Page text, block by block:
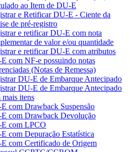
ao Item de DU-E
e Retificar DU-E - Ciente da
de pré-registro
e retificar DU-E com nota
de valor e/ou quantidade
e retificar DU-E com atributos
com NF-e possuindo notas
(Notas de Remessa)
DU-E de Embarque Antecipado
DU-E de Embarque Antecipado
mais itens
com Drawback Suspensão
com Drawback Devolução
com LPCO
com Depuração Estatística
com Certificado de Origem